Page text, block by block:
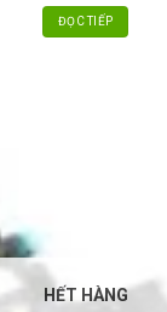
ĐỌC TIẾP
HẾT HÀNG